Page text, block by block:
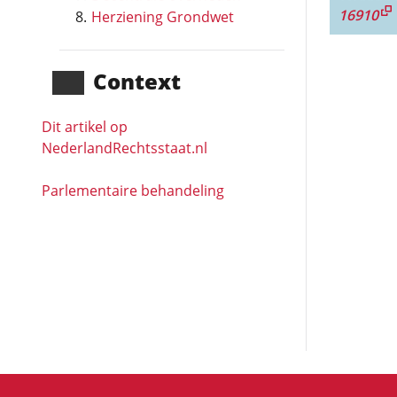
Herziening Grondwet
Context
Dit artikel op
NederlandRechts­staat.nl
Parlementaire behandeling
16910